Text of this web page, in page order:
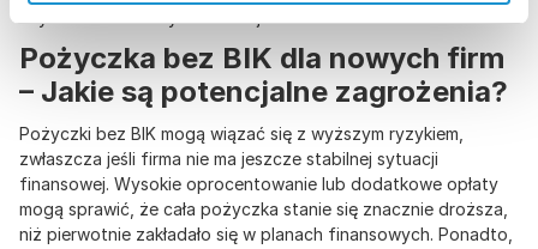
Pożyczka bez BIK dla nowych firm
– Jakie są potencjalne zagrożenia?
Pożyczki bez BIK mogą wiązać się z wyższym ryzykiem,
zwłaszcza jeśli firma nie ma jeszcze stabilnej sytuacji
finansowej. Wysokie oprocentowanie lub dodatkowe opłaty
mogą sprawić, że cała pożyczka stanie się znacznie droższa,
niż pierwotnie zakładało się w planach finansowych. Ponadto,